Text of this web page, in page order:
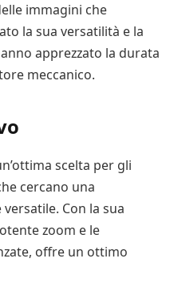
immagini che
la sua versatilità e la
apprezzato la durata
meccanico.
scelta per gli
cercano una
Con la sua
zoom e le
offre un ottimo